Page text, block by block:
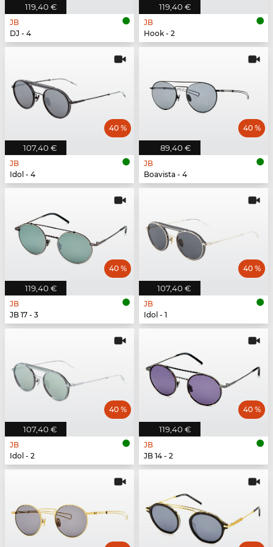
119,40 €
JB
DJ - 4
119,40 €
JB
Hook - 2
107,40 €
40 %
JB
Idol - 4
89,40 €
40 %
JB
Boavista - 4
119,40 €
40 %
JB
JB 17 - 3
107,40 €
40 %
JB
Idol - 1
107,40 €
40 %
JB
Idol - 2
119,40 €
40 %
JB
JB 14 - 2